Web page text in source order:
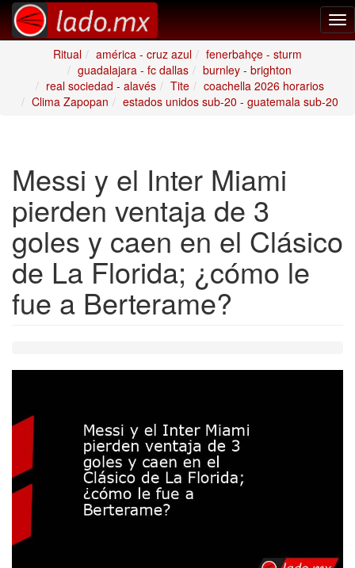
Ritual
américa - cruz azul
fenerbahçe - sturm
guadalajara - fc dallas
burnley - brighton
real sociedad - alavés
Tite
coachella 2026 horarios
Clima Zapopan
estados unidos sub-20 - guatemala sub-20
Messi y el Inter Miami
pierden ventaja de 3
goles y caen en el Clásico
de La Florida; ¿cómo le
fue a Berterame?